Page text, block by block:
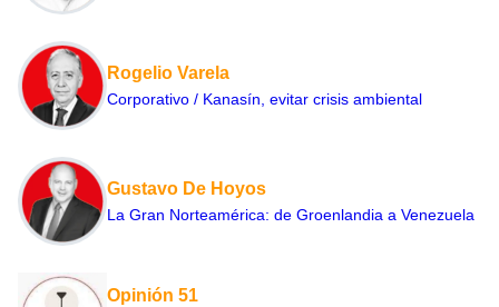
Rogelio Varela
Corporativo / Kanasín, evitar crisis ambiental
Gustavo De Hoyos
La Gran Norteamérica: de Groenlandia a Venezuela
Opinión 51